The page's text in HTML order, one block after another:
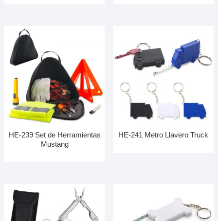
HE-239 Set de Herramientas
Mustang
HE-241 Metro Llavero Truck